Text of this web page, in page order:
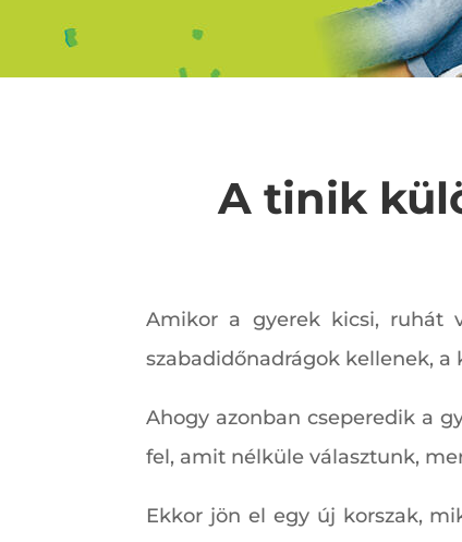
A tinik
Amikor a gyerek kicsi, ruhát
szabadidőnadrágok kellenek, a
Ahogy azonban cseperedik a
fel, amit nélküle választunk,
Ekkor jön el egy új korszak,